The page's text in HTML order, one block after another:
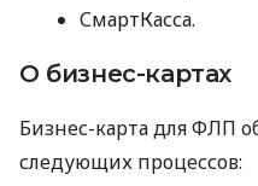
СмартКасса.
О бизнес-картах
Бизнес-карта для ФЛП
следующих процессов: